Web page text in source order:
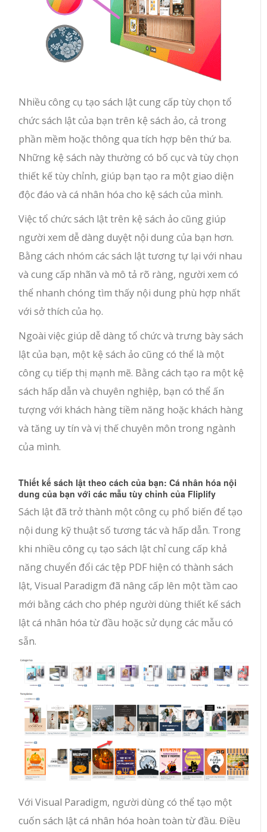
Nhiều công cụ tạo sách lật cung cấp tùy chọn tổ
chức sách lật của bạn trên kệ sách ảo, cả trong
phần mềm hoặc thông qua tích hợp bên thứ ba.
Những kệ sách này thường có bố cục và tùy chọn
thiết kế tùy chỉnh, giúp bạn tạo ra một giao diện
độc đáo và cá nhân hóa cho kệ sách của mình.
Việc tổ chức sách lật trên kệ sách ảo cũng giúp
người xem dễ dàng duyệt nội dung của bạn hơn.
Bằng cách nhóm các sách lật tương tự lại với nhau
và cung cấp nhãn và mô tả rõ ràng, người xem có
thể nhanh chóng tìm thấy nội dung phù hợp nhất
với sở thích của họ.
Ngoài việc giúp dễ dàng tổ chức và trưng bày sách
lật của bạn, một kệ sách ảo cũng có thể là một
công cụ tiếp thị mạnh mẽ. Bằng cách tạo ra một kệ
sách hấp dẫn và chuyên nghiệp, bạn có thể ấn
tượng với khách hàng tiềm năng hoặc khách hàng
và tăng uy tín và vị thế chuyên môn trong ngành
của mình.
Thiết kế sách lật theo cách của bạn: Cá nhân hóa nội
dung của bạn với các mẫu tùy chỉnh của Fliplify
Sách lật đã trở thành một công cụ phổ biến để tạo
nội dung kỹ thuật số tương tác và hấp dẫn. Trong
khi nhiều công cụ tạo sách lật chỉ cung cấp khả
năng chuyển đổi các tệp PDF hiện có thành sách
lật, Visual Paradigm đã nâng cấp lên một tầm cao
mới bằng cách cho phép người dùng thiết kế sách
lật cá nhân hóa từ đầu hoặc sử dụng các mẫu có
sẵn.
Với Visual Paradigm, người dùng có thể tạo một
cuốn sách lật cá nhân hóa hoàn toàn từ đầu. Điều